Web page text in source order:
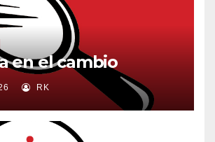
en el cambio
RK